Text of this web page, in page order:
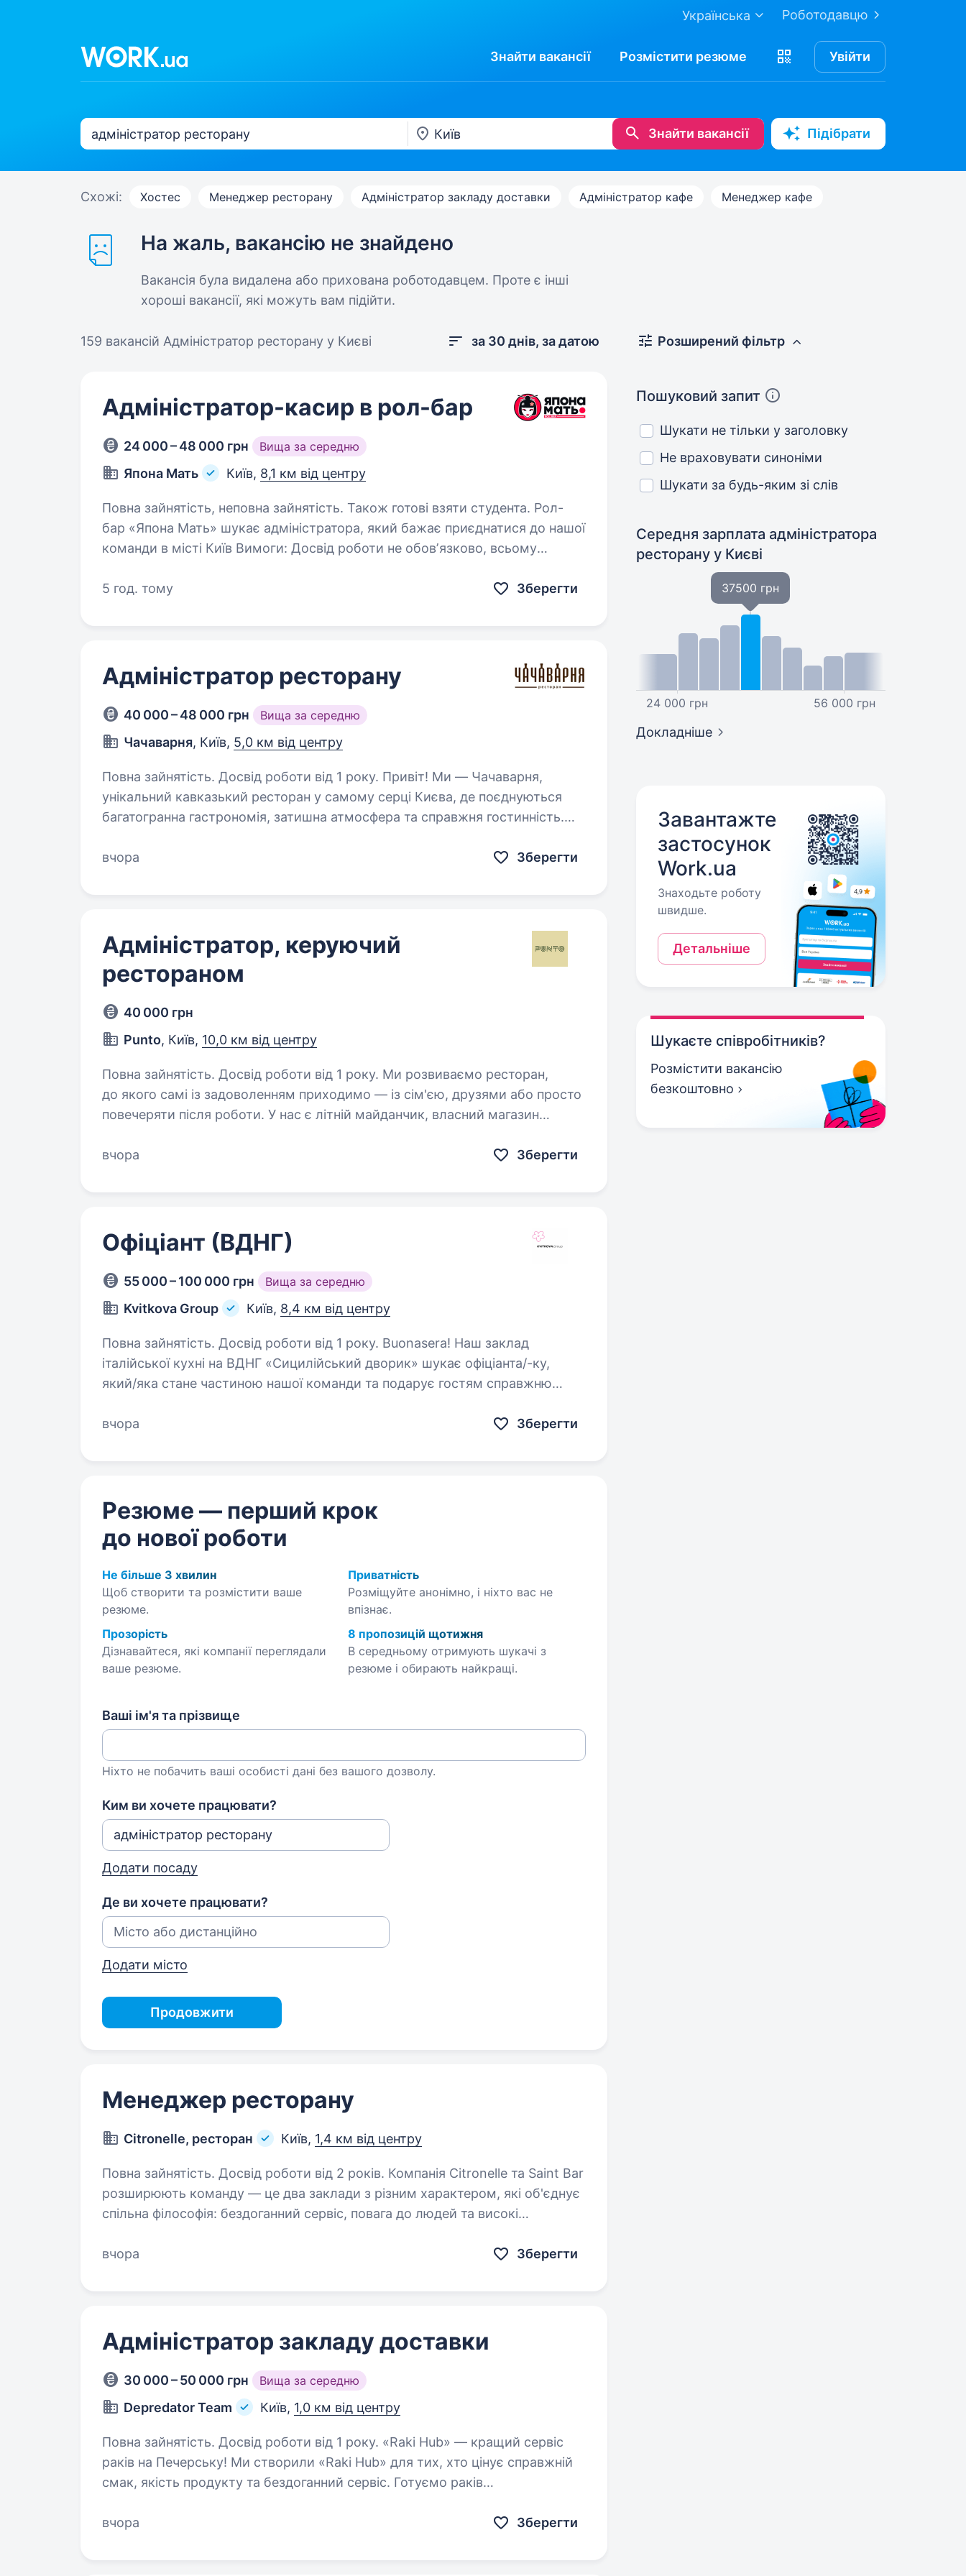
Роботодавцю
Українська
Знайти вакансії Розмістити резюме Увійти
Знайти вакансії Підібрати
Схожі: Хостес Менеджер ресторану Адміністратор закладу доставки Адміністратор кафе Менеджер кафе
На жаль, вакансію не знайдено
Вакансія була видалена або прихована роботодавцем. Проте є інші
хороші вакансії, які можуть вам підійти.
159 вакансій Адміністратор ресторану у Києві за 30 днів, за датою
Адміністратор-касир в рол-бар
24 000 – 48 000 грн Вища за середню
Япона Мать Київ, 8,1 км від центру
Повна зайнятість, неповна зайнятість. Також готові взяти студента. Рол-
бар «Япона Мать» шукає адміністратора, який бажає приєднатися до нашої
команди в місті Київ Вимоги: Досвід роботи не обовʼязково, всьому
та пунктуальність…
5 год. тому Зберегти
Адміністратор ресторану
40 000 – 48 000 грн Вища за середню
Чачаварня, Київ, 5,0 км від центру
Повна зайнятість. Досвід роботи від 1 року. Привіт! Ми — Чачаварня,
унікальний кавказький ресторан у самому серці Києва, де поєднуються
багатогранна гастрономія, затишна атмосфера та справжня гостинність.
вчора
Зберегти
Адміністратор, керуючий
рестораном
40 000 грн
Punto, Київ, 10,0 км від центру
Повна зайнятість. Досвід роботи від 1 року. Ми розвиваємо ресторан,
до якого самі із задоволенням приходимо — із сім'єю, друзями або просто
повечеряти після роботи. У нас є літній майданчик, власний магазин
вчора
Зберегти
Офіціант (ВДНГ)
55 000 – 100 000 грн Вища за середню
Kvitkova Group Київ, 8,4 км від центру
Повна зайнятість. Досвід роботи від 1 року. Buonasera! Наш заклад
італійської кухні на ВДНГ «Сицилійський дворик» шукає офіціанта/-ку,
який/яка стане частиною нашої команди та подарує гостям справжню
вчора
Зберегти
Резюме — перший крок
до нової роботи
Не більше 3 хвилин
Щоб створити та розмістити ваше
резюме.
Приватність
Розміщуйте анонімно, і ніхто вас не
впізнає.
Прозорість
Дізнавайтеся, які компанії переглядали
ваше резюме.
8 пропозицій щотижня
В середньому отримують шукачі з
резюме і обирають найкращі.
Ваші ім'я та прізвище
Ніхто не побачить ваші особисті дані без вашого дозволу.
Ким ви хочете працювати?
Додати посаду
Де ви хочете працювати?
Додати місто
Продовжити
Менеджер ресторану
Citronelle, ресторан Київ, 1,4 км від центру
Повна зайнятість. Досвід роботи від 2 років. Компанія Citronelle та Saint Bar
розширюють команду — це два заклади з різним характером, які об'єднує
спільна філософія: бездоганний сервіс, повага до людей та високі
вчора
Зберегти
Адміністратор закладу доставки
30 000 – 50 000 грн Вища за середню
Depredator Team Київ, 1,0 км від центру
Повна зайнятість. Досвід роботи від 1 року. «Raki Hub» — кращий сервіс
раків на Печерську! Ми створили «Raki Hub» для тих, хто цінує справжній
смак, якість продукту та бездоганний сервіс. Готуємо раків
вчора
Зберегти
Розширений фільтр
Пошуковий запит
Шукати не тільки у заголовку
Не враховувати синоніми
Шукати за будь-яким зі слів
Середня зарплата адміністратора
ресторануу Києві
24 000 грн
37500 грн
56 000 грн
Докладніше
Завантажте
застосунок
Work.ua
Знаходьте роботу
швидше.
Детальніше
Шукаєте співробітників?
Розмістити вакансію
безкоштовно